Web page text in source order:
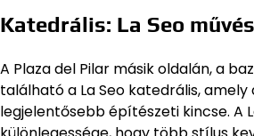
Katedrális: La Seo
A Plaza del Pilar másik oldalán, a
található a La Seo katedrális, amely
legjelentősebb építészeti kincse. A